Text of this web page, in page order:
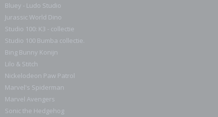
Bluey - Ludo Studio
Jurassic World Dino
Studio 100: K3 - collectie
Studio 100 Bumba collectie.
Bing Bunny Konijn
Lilo & Stitch
Nickelodeon Paw Patrol
Marvel's Spiderman
Marvel Avengers
Sonic the Hedgehog